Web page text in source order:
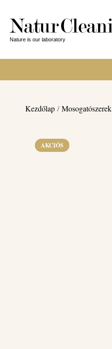
Kezdőlap /Mosogatószerek
AKCIÓS